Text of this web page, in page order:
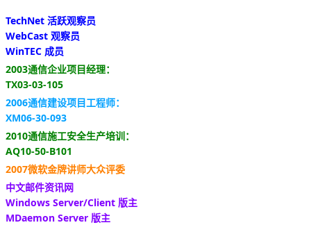
TechNet 活跃观察员
WebCast 观察员
WinTEC 成员
2003通信企业项目经理：
TX03-03-105
2006通信建设项目工程师：
XM06-30-093
2010通信施工安全生产培训：
AQ10-50-B101
2007微软金牌讲师大众评委
中文邮件资讯网
Windows Server/Client 版主
MDaemon Server 版主